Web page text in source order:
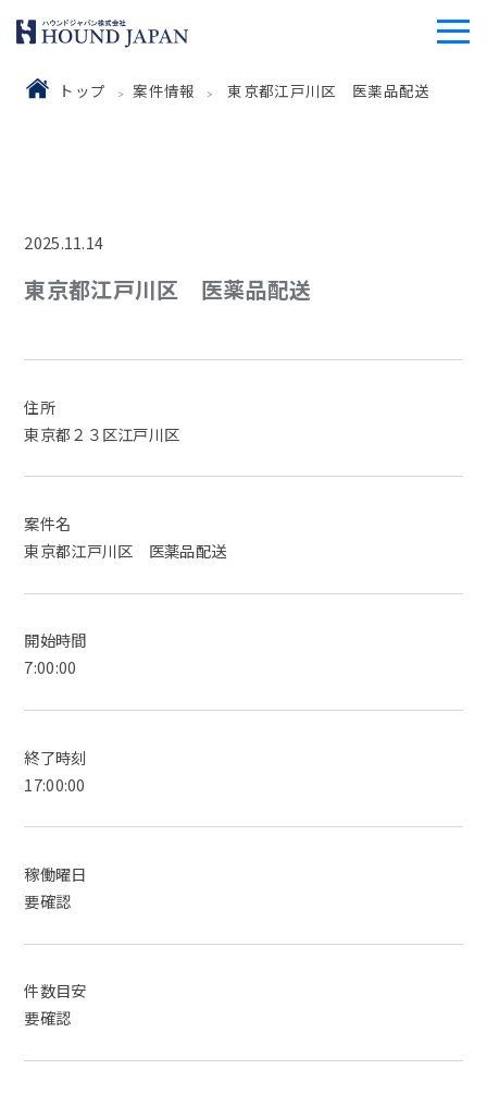
トップ 案件情報 東京都江戸川区 医薬品配送
2025.11.14
東京都江戸川区 医薬品配送
住所
東京都２３区江戸川区
案件名
東京都江戸川区 医薬品配送
開始時間
7:00:00
終了時刻
17:00:00
稼働曜日
要確認
件数目安
要確認